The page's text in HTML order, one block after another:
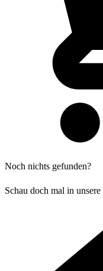
Noch nichts gefunden?
Schau doch mal in unsere